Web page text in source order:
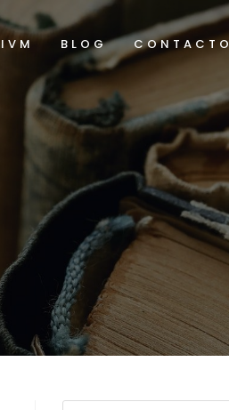
BLOG CONTACTO